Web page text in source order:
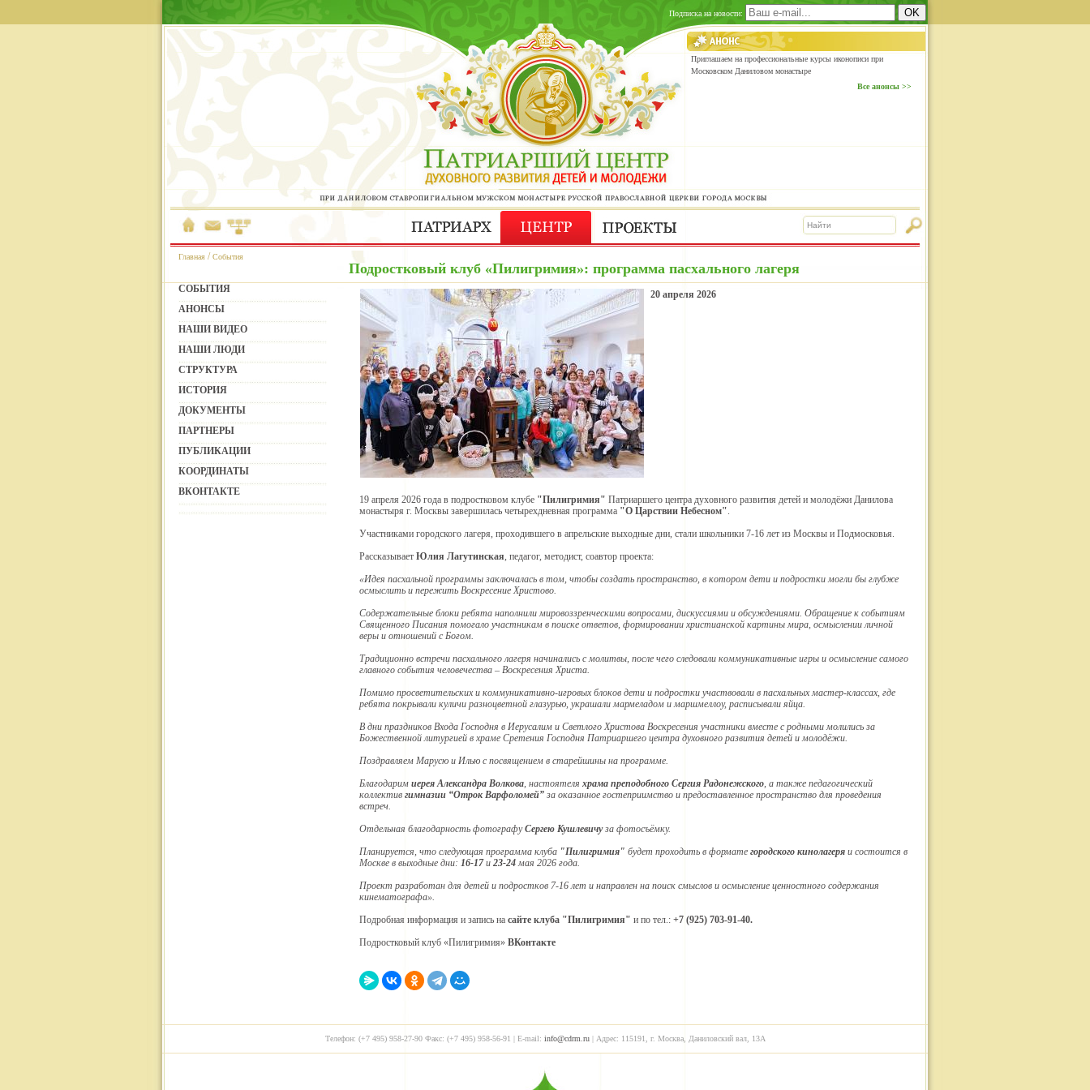
Подписка на новости:
Приглашаем на профессиональные курсы иконописи при
Московском Даниловом монастыре
Все анонсы >>
Главная /События
Подростковый клуб «Пилигримия»: программа пасхального лагеря
СОБЫТИЯ
АНОНСЫ
НАШИ ВИДЕО
НАШИ ЛЮДИ
СТРУКТУРА
ИСТОРИЯ
ДОКУМЕНТЫ
ПАРТНЕРЫ
ПУБЛИКАЦИИ
КООРДИНАТЫ
ВКОНТАКТЕ
20 апреля 2026
19 апреля 2026 года в подростковом клубе "Пилигримия" Патриаршего центра духовного развития детей и молодёжи Данилова
монастыря г. Москвы завершилась четырехдневная программа "О Царствии Небесном".
Участниками городского лагеря, проходившего в апрельские выходные дни, стали школьники 7-16 лет из Москвы и Подмосковья.
Рассказывает Юлия Лагутинская, педагог, методист, соавтор проекта:
«Идея пасхальной программы заключалась в том, чтобы создать пространство, в котором дети и подростки могли бы глубже
осмыслить и пережить Воскресение Христово.
Содержательные блоки ребята наполнили мировоззренческими вопросами, дискуссиями и обсуждениями. Обращение к событиям
Священного Писания помогало участникам в поиске ответов, формировании христианской картины мира, осмыслении личной
веры и отношений с Богом.
Традиционно встречи пасхального лагеря начинались с молитвы, после чего следовали коммуникативные игры и осмысление самого
главного события человечества – Воскресения Христа.
Помимо просветительских и коммуникативно-игровых блоков дети и подростки участвовали в пасхальных мастер-классах, где
ребята покрывали куличи разноцветной глазурью, украшали мармеладом и маршмеллоу, расписывали яйца.
В дни праздников Входа Господня в Иерусалим и Светлого Христова Воскресения участники вместе с родными молились за
Божественной литургией в храме Сретения Господня Патриаршего центра духовного развития детей и молодёжи.
Поздравляем Марусю и Илью с посвящением в старейшины на программе.
Благодарим иерея Александра Волкова, настоятеля храма преподобного Сергия Радонежского, а также педагогический
коллектив гимназии “Отрок Варфоломей” за оказанное гостеприимство и предоставленное пространство для проведения
встреч.
Отдельная благодарность фотографуСергею Кушлевичуза фотосъёмку.
Планируется, что следующая программа клуба "Пилигримия" будет проходить в формате городского кинолагеря и состоится в
Москве в выходные дни: 16-17и 23-24мая 2026 года.
Проект разработан для детей и подростков 7-16 лет и направлен на поиск смыслов и осмысление ценностного содержания
кинематографа».
Подробная информация и запись на сайте клуба "Пилигримия" и по тел.: +7 (925) 703-91-40.
Подростковый клуб «Пилигримия» ВКонтакте
Телефон: (+7 495) 958-27-90 Факс: (+7 495) 958-56-91 | E-mail: info@cdrm.ru| Адрес: 115191, г. Москва, Даниловский вал, 13А